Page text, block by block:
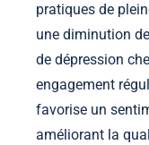
pratiques de
une diminution
de dépression
engagement
favorise un
améliorant la